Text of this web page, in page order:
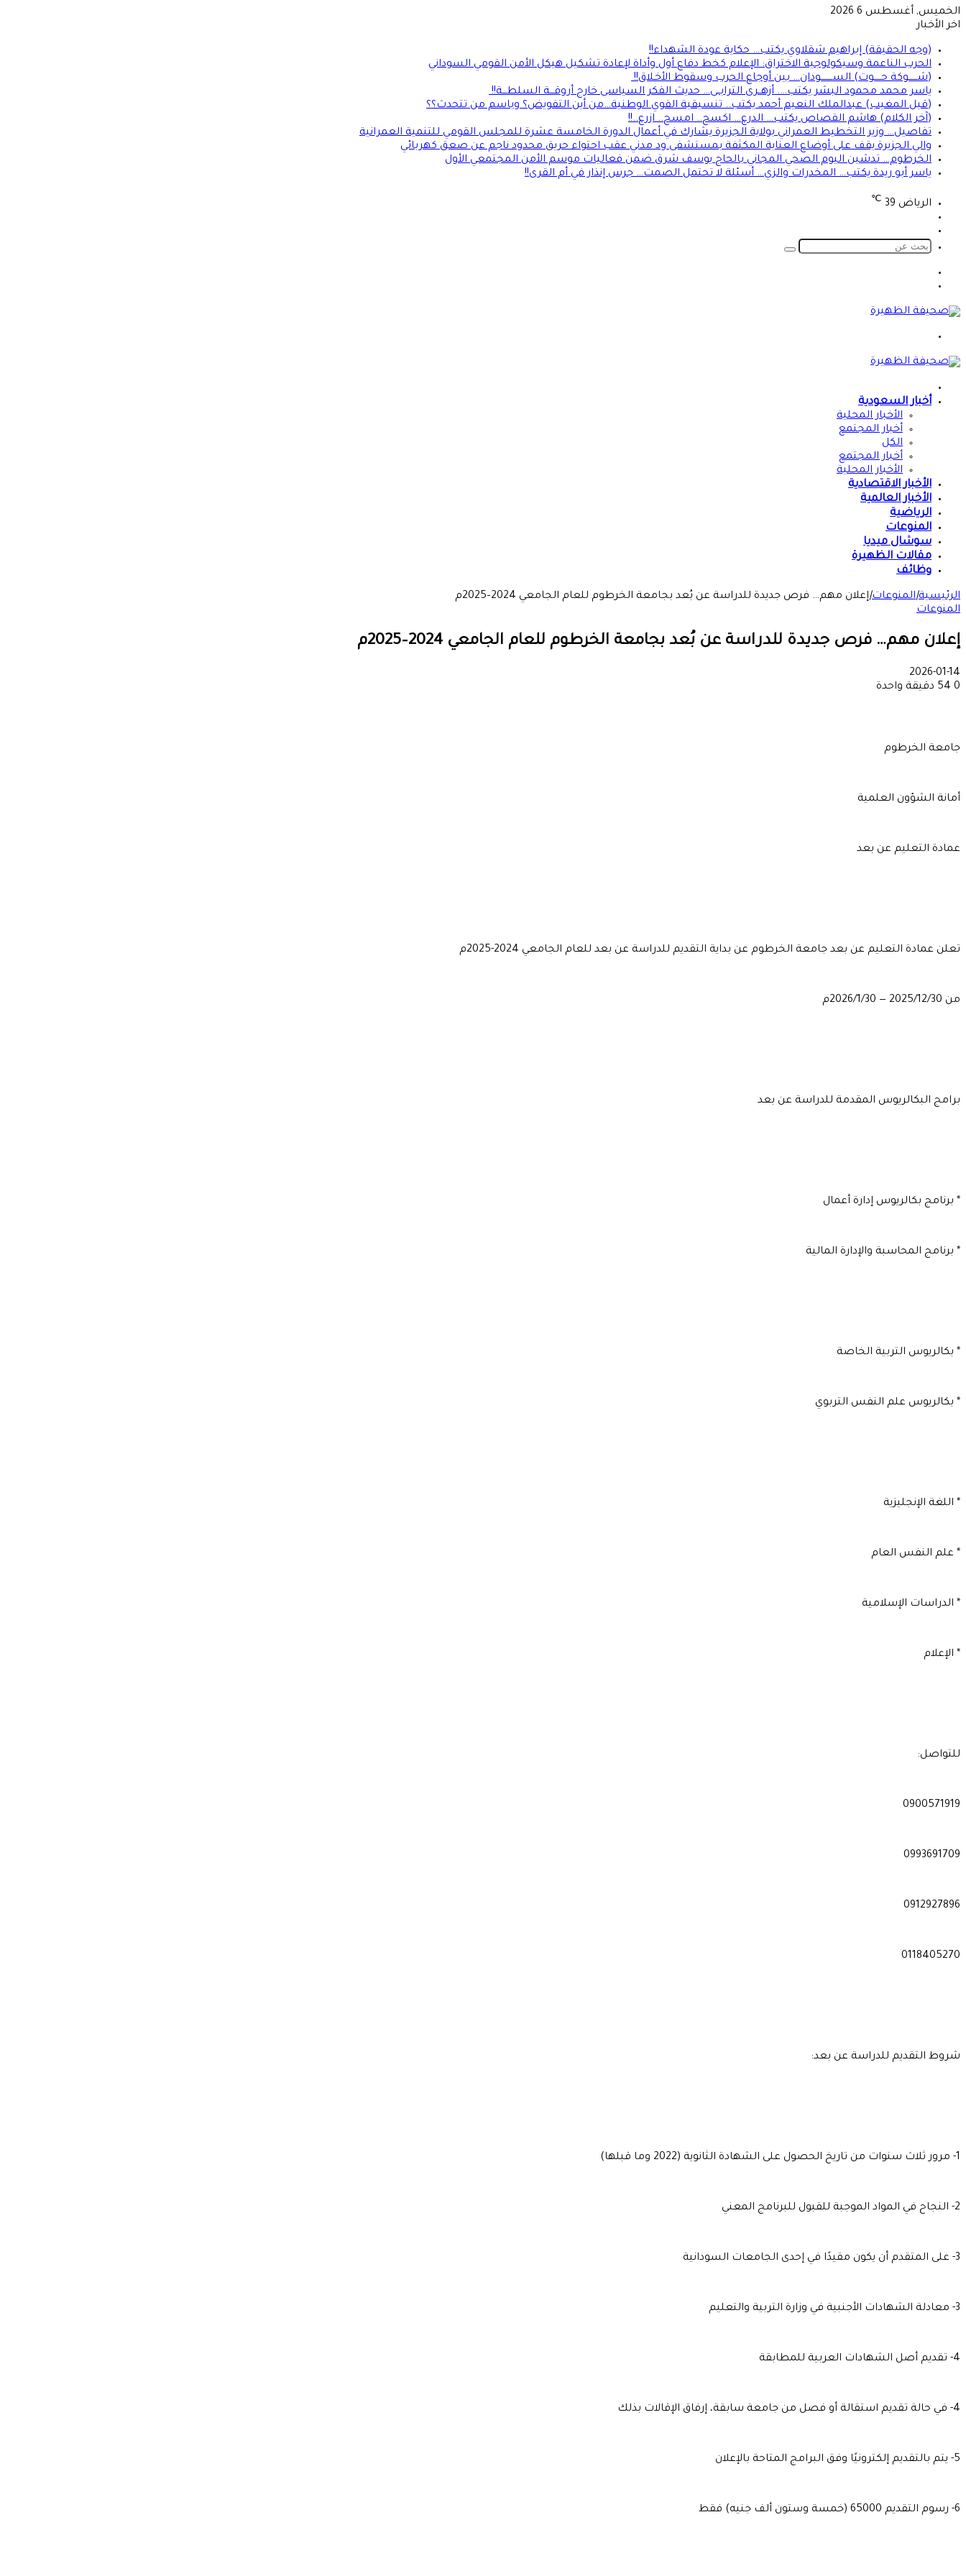
الخميس, أغسطس 6 2026
اخر الأخبار
(وجه الحقيقة) إبراهيم شقلاوي يكتب… حكاية عودة الشهداء!!
الحرب الناعمة وسيكولوجية الاختراق: الإعلام كخط دفاع أول وأداة لإعادة تشكيل هيكل الأمن القومي السوداني
(شــــــوكة حـــــوت) الســــــــودان… بين أوجاع الحرب وسقوط الأخـلاق!!
ياسر محمد محمود البشر يكتب…. أزهــرى الترابــى… حديث الفكر السياسى خارج أروقـــة السلطـــة!!
(قبل المغيب) عبدالملك النعيم أحمد يكتب.. تنسيقية القوي الوطنية…من أين التفويض؟ وباسم من تتحدث؟؟
(آخر الكلام) هاشم القصاص يكتب… الدرع… اكسح.. امسح.. ازرع..!!
تفاصيل… وزير التخطيط العمراني بولاية الجزيرة يشارك في أعمال الدورة الخامسة عشرة للمجلس القومي للتنمية العمرانية
والي الجزيرة يقف على أوضاع العناية المكثفة بمستشفى ود مدني عقب احتواء حريق محدود ناجم عن صعق كهربائي
الخرطوم… تدشين اليوم الصحي المجاني بالحاج يوسف شرق ضمن فعاليات موسم الأمن المجتمعي الأول
ياسر أبو ريدة يكتب… المخدرات والزي… أسئلة لا تحتمل الصمت… جرس إنذار في أم القرى!!
الرياض 39
℃
المظلم
بحث
أخبار السعودية
الأخبار المحلية
أخبار المجتمع
الكل
أخبار المجتمع
الأخبار المحلية
الأخبار الاقتصادية
الأخبار العالمية
الرياضية
المنوعات
سوشال ميديا
مقالات الظهيرة
وظائف
الرئيسية|المنوعات|إعلان مهم… فرص جديدة للدراسة عن بُعد بجامعة الخرطوم للعام الجامعي 2024–2025م
المنوعات
إعلان مهم… فرص جديدة للدراسة عن بُعد بجامعة الخرطوم للعام الجامعي 2024–2025م
2026-01-14
0
دقيقة واحدة
جامعة الخرطوم
أمانة الشؤون العلمية
عمادة التعليم عن بعد
تعلن عمادة التعليم عن بعد جامعة الخرطوم عن بداية التقديم للدراسة عن بعد للعام الجامعي 2024-2025م
من 2025/12/30 — 2026/1/30م
برامج البكالريوس المقدمة للدراسة عن بعد
* برنامج بكالريوس إدارة أعمال
* برنامج المحاسبة والإدارة المالية
* بكالريوس التربية الخاصة
* بكالريوس علم النفس التربوي
* اللغة الإنجليزية
* علم النفس العام
* الدراسات الإسلامية
* الإعلام
للتواصل:
0900571919
0993691709
0912927896
0118405270
شروط التقديم للدراسة عن بعد:
1- مرور ثلاث سنوات من تاريخ الحصول على الشهادة الثانوية (2022 وما قبلها)
2- النجاح في المواد الموجبة للقبول للبرنامج المعني
3- على المتقدم أن يكون مقيدًا في إحدى الجامعات السودانية
3- معادلة الشهادات الأجنبية في وزارة التربية والتعليم
4- تقديم أصل الشهادات العربية للمطابقة
4- في حالة تقديم استقالة أو فصل من جامعة سابقة، إرفاق الإقالات بذلك
5- يتم بالتقديم إلكترونيًا وفق البرامج المتاحة بالإعلان
6- رسوم التقديم 65000 (خمسة وستون ألف جنيه) فقط